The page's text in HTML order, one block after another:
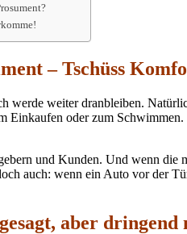
– Tschüss
werde weiter dranbleiben.
Einkaufen oder zum
und Kunden. Und wenn
auch: wenn ein Auto vor der
aber dringend